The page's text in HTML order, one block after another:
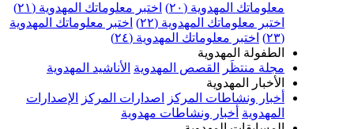
معلوماتك المهدوية (٢٠)
اختبر معلوماتك المهدوية (٢١)
اختبر معلوماتك المهدوية (٢٢)
اختبر معلوماتك المهدوية
(٢٣)
اختبر معلوماتك المهدوية (٢٤)
الطفولة المهدوية
مجلة منتظَر
القصص المهدوية الأناشيد المهدوية
الأخبار المهدوية
أخبار ونشاطات المركز
اصدارات المركز
الإصدارات
المهدوية أخبار ونشاطات مهدوية